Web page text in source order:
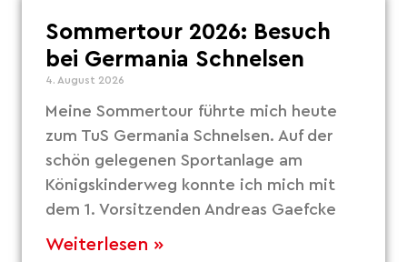
Sommertour 2026: Besuch
bei Germania Schnelsen
4. August 2026
Meine Sommertour führte mich heute
zum TuS Germania Schnelsen. Auf der
schön gelegenen Sportanlage am
Königskinderweg konnte ich mich mit
dem 1. Vorsitzenden Andreas Gaefcke
Weiterlesen »